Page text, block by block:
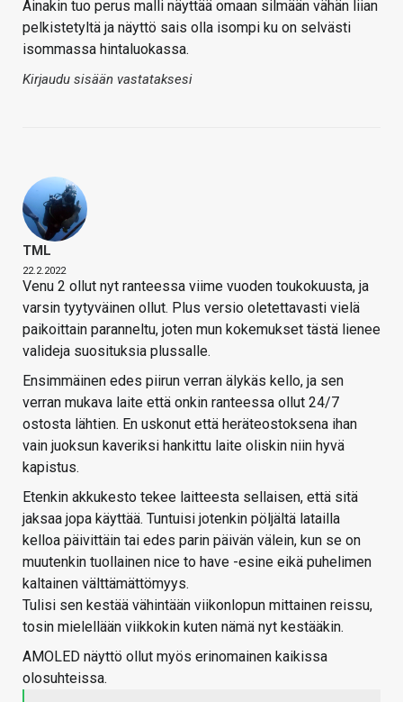
Ainakin tuo perus malli näyttää omaan silmään vähän liian
pelkistetyltä ja näyttö sais olla isompi ku on selvästi
isommassa hintaluokassa.
Kirjaudu sisään vastataksesi
TML
22.2.2022
Venu 2 ollut nyt ranteessa viime vuoden toukokuusta, ja
varsin tyytyväinen ollut. Plus versio oletettavasti vielä
paikoittain paranneltu, joten mun kokemukset tästä lienee
valideja suosituksia plussalle.
Ensimmäinen edes piirun verran älykäs kello, ja sen
verran mukava laite että onkin ranteessa ollut 24/7
ostosta lähtien. En uskonut että heräteostoksena ihan
vain juoksun kaveriksi hankittu laite oliskin niin hyvä
kapistus.
Etenkin akkukesto tekee laitteesta sellaisen, että sitä
jaksaa jopa käyttää. Tuntuisi jotenkin pöljältä latailla
kelloa päivittäin tai edes parin päivän välein, kun se on
muutenkin tuollainen nice to have -esine eikä puhelimen
kaltainen välttämättömyys.
Tulisi sen kestää vähintään viikonlopun mittainen reissu,
tosin mielellään viikkokin kuten nämä nyt kestääkin.
AMOLED näyttö ollut myös erinomainen kaikissa
olosuhteissa.